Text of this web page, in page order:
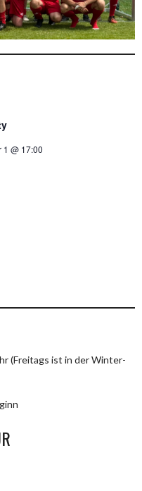
1 @ 17:00
(Freitags ist in der Winter-